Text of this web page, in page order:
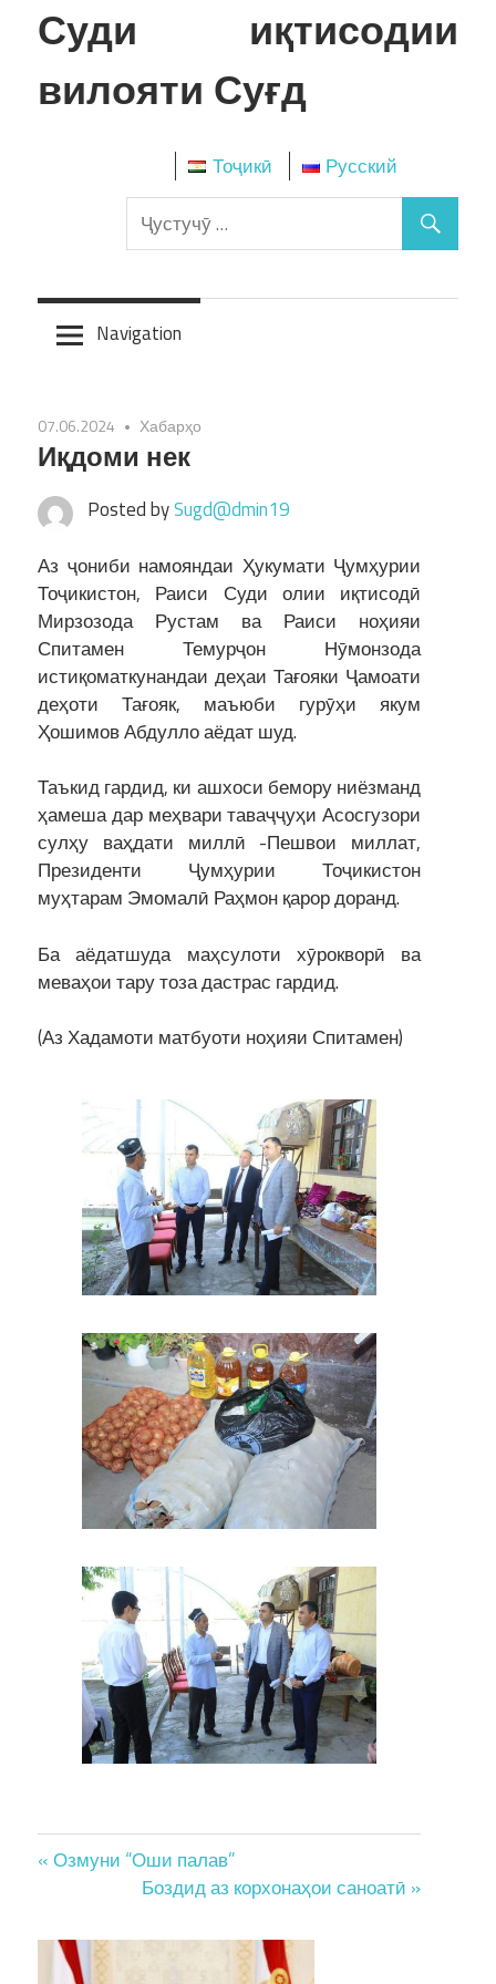
Skip
to
Суди иқтисодии
вилояти Суғд
Тоҷикӣ Русский
Navigation
07.06.2024 Хабарҳо
Иқдоми нек
Posted bySugd@dmin19
Аз ҷониби намояндаи Ҳукумати Ҷумҳурии
Тоҷикистон, Раиси Суди олии иқтисодӣ
Мирзозода Рустам ва Раиси ноҳияи
Спитамен Темурҷон Нӯмонзода
истиқоматкунандаи деҳаи Тағояки Ҷамоати
деҳоти Тағояк, маъюби гурӯҳи якум
Ҳошимов Абдулло аёдат шуд.
Таъкид гардид, ки ашхоси бемору ниёзманд
ҳамеша дар меҳвари таваҷҷуҳи Асосгузори
сулҳу ваҳдати миллӣ -Пешвои миллат,
Президенти Ҷумҳурии Тоҷикистон
муҳтарам Эмомалӣ Раҳмон қарор доранд.
Ба аёдатшуда маҳсулоти хӯрокворӣ ва
меваҳои тару тоза дастрас гардид.
(Аз Хадамоти матбуоти ноҳияи Спитамен)
Post
navigation
« Озмуни “Оши палав”
Боздид аз корхонаҳои саноатӣ »